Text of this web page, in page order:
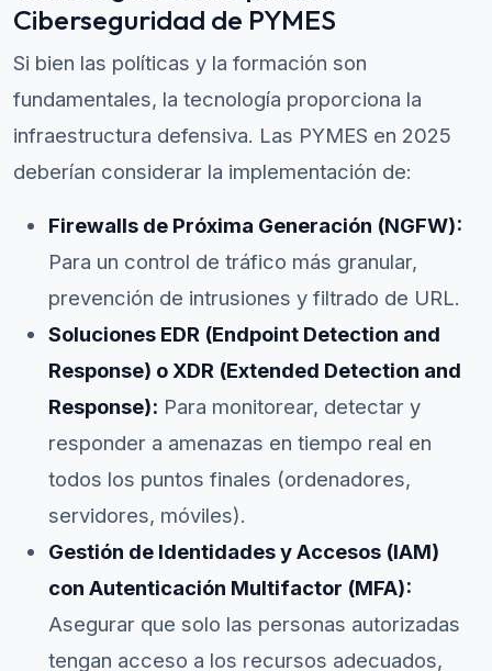
Ciberseguridad de PYMES
Si bien las políticas y la formación son
fundamentales, la tecnología proporciona la
infraestructura defensiva. Las PYMES en 2025
deberían considerar la implementación de:
Firewalls de Próxima Generación (NGFW):
Para un control de tráfico más granular,
prevención de intrusiones y filtrado de URL.
Soluciones EDR (Endpoint Detection and
Response) o XDR (Extended Detection and
Response): Para monitorear, detectar y
responder a amenazas en tiempo real en
todos los puntos finales (ordenadores,
servidores, móviles).
Gestión de Identidades y Accesos (IAM)
con Autenticación Multifactor (MFA):
Asegurar que solo las personas autorizadas
tengan acceso a los recursos adecuados,